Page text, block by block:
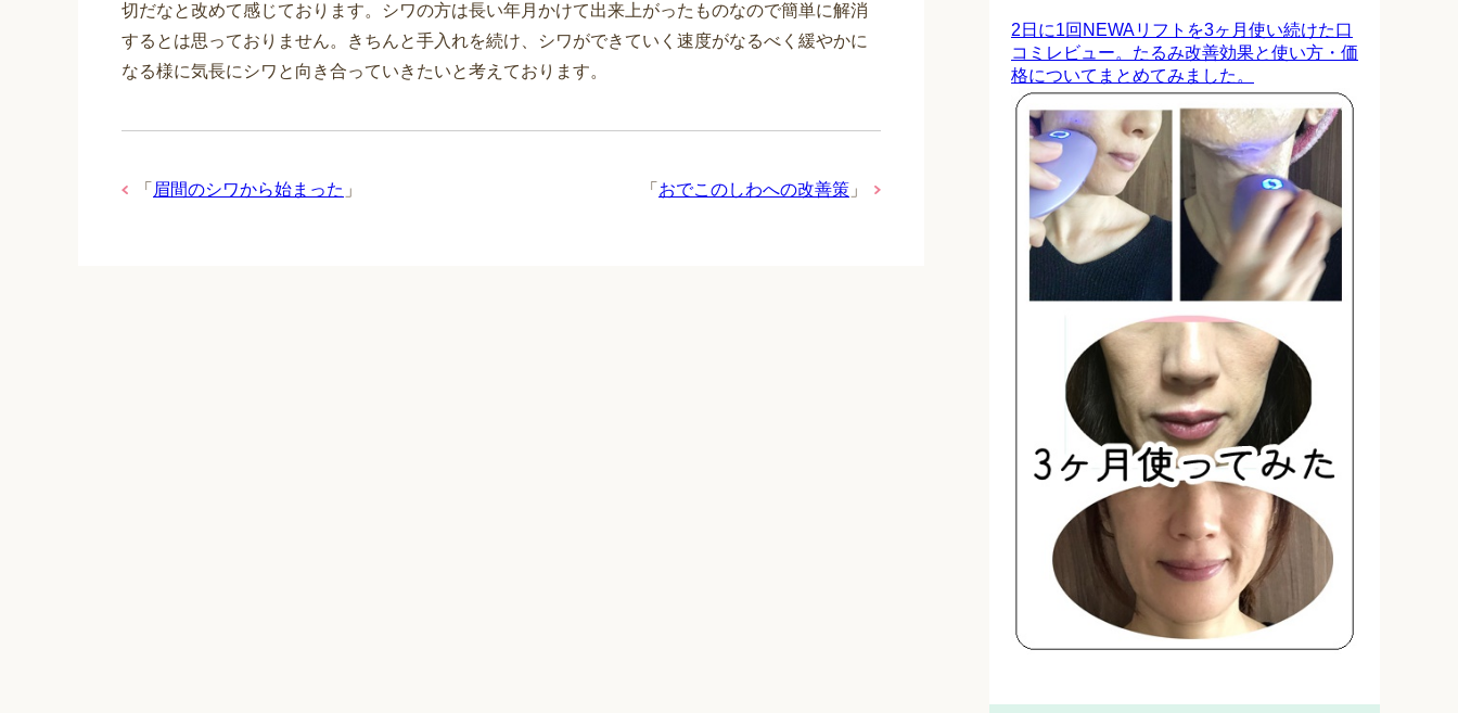
切だなと改めて感じております。シワの方は長い年月かけて出来上がったものなので簡単に解消
するとは思っておりません。きちんと手入れを続け、シワができていく速度がなるべく緩やかに
なる様に気長にシワと向き合っていきたいと考えております。
「 おでこのしわへの改善策 」
「 眉間のシワから始まった 」
2日に1回NEWAリフトを3ヶ月使い続けた口
コミレビュー。たるみ改善効果と使い方・価
格についてまとめてみました。